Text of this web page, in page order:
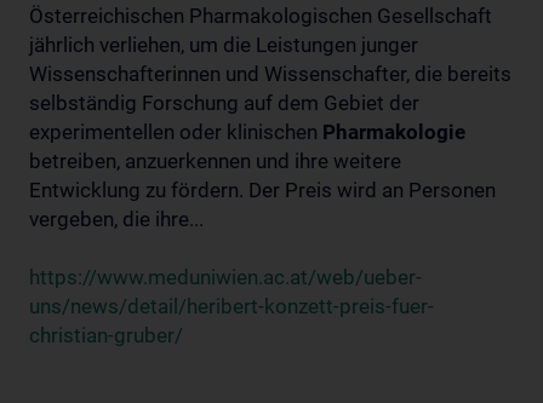
Österreichischen Pharmakologischen Gesellschaft
jährlich verliehen, um die Leistungen junger
Wissenschafterinnen und Wissenschafter, die bereits
selbständig Forschung auf dem Gebiet der
experimentellen oder klinischen Pharmakologie
betreiben, anzuerkennen und ihre weitere
Entwicklung zu fördern. Der Preis wird an Personen
vergeben, die ihre...
https://www.meduniwien.ac.at/web/ueber-
uns/news/detail/heribert-konzett-preis-fuer-
christian-gruber/